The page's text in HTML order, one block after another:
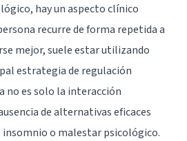
hay un aspecto clínico
recurre de forma repetida a
mejor, suele estar utilizando
estrategia de regulación
no es solo la interacción
de alternativas eficaces
insomnio o malestar psicológico.